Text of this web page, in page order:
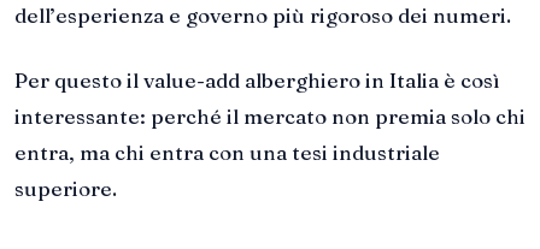
dell’esperienza e governo più rigoroso dei numeri.
Per questo il value-add alberghiero in Italia è così
interessante: perché il mercato non premia solo chi
entra, ma chi entra con una tesi industriale
superiore.